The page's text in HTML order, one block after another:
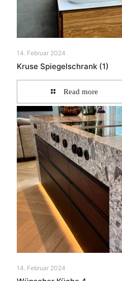
14. Februar 2024
Kruse Spiegelschrank (1)
Read more
14. Februar 2024